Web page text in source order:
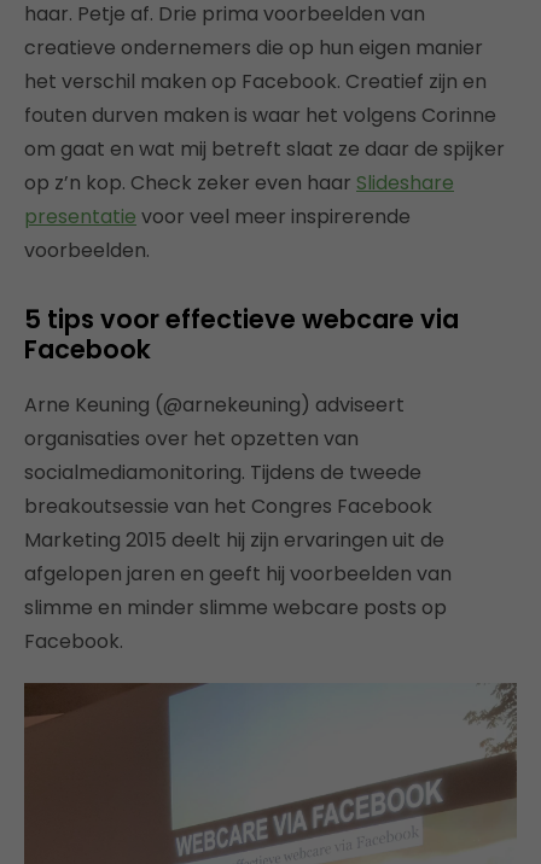
haar. Petje af. Drie prima voorbeelden van
creatieve ondernemers die op hun eigen manier
het verschil maken op Facebook. Creatief zijn en
fouten durven maken is waar het volgens Corinne
om gaat en wat mij betreft slaat ze daar de spijker
op z’n kop. Check zeker even haar Slideshare
presentatie voor veel meer inspirerende
voorbeelden.
5 tips voor effectieve webcare via
Facebook
Arne Keuning (@arnekeuning) adviseert
organisaties over het opzetten van
socialmediamonitoring. Tijdens de tweede
breakoutsessie van het Congres Facebook
Marketing 2015 deelt hij zijn ervaringen uit de
afgelopen jaren en geeft hij voorbeelden van
slimme en minder slimme webcare posts op
Facebook.